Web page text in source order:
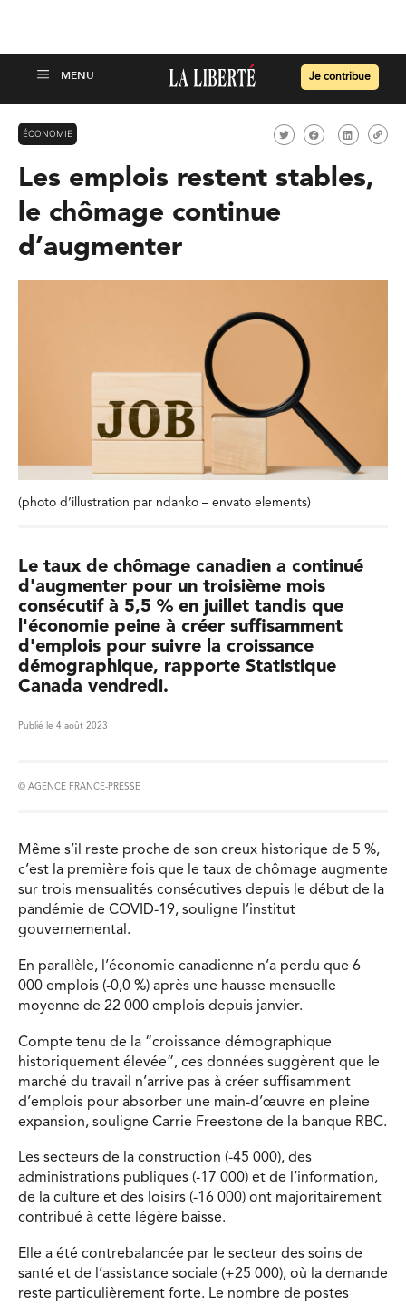
Je contribue
ÉCONOMIE
Les emplois restent stables,
le chômage continue
d’augmenter
(photo d’illustration par ndanko – envato elements)
Le taux de chômage canadien a continué
d'augmenter pour un troisième mois
consécutif à 5,5 % en juillet tandis que
l'économie peine à créer suffisamment
d'emplois pour suivre la croissance
démographique, rapporte Statistique
Canada vendredi.
Publié le 4 août 2023
© AGENCE FRANCE-PRESSE
Même s’il reste proche de son creux historique de 5 %,
c’est la première fois que le taux de chômage augmente
sur trois mensualités consécutives depuis le début de la
pandémie de COVID-19, souligne l’institut
gouvernemental.
En parallèle, l’économie canadienne n’a perdu que 6
000 emplois (-0,0 %) après une hausse mensuelle
moyenne de 22 000 emplois depuis janvier.
Compte tenu de la “croissance démographique
historiquement élevée”, ces données suggèrent que le
marché du travail n’arrive pas à créer suffisamment
d’emplois pour absorber une main-d’œuvre en pleine
expansion, souligne Carrie Freestone de la banque RBC.
Les secteurs de la construction (-45 000), des
administrations publiques (-17 000) et de l’information,
de la culture et des loisirs (-16 000) ont majoritairement
contribué à cette légère baisse.
Elle a été contrebalancée par le secteur des soins de
santé et de l’assistance sociale (+25 000), où la demande
reste particulièrement forte. Le nombre de postes